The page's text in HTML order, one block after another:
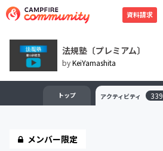
資料請求
法規塾〔プレミアム〕
byKeiYamashita
トップ アクティビティ 339
メンバー限定